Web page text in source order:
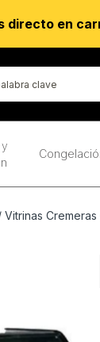
Vitrinas Cremeras
directo en